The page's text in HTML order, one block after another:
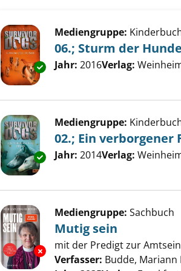
Exemplar-Details von 06.;
Mediengruppe:
06.; Sturm der Hunde
Suche nach diesem
Jahr: 2016Verlag:
Exemplar-Details von 02.; Ein
Mediengruppe:
02.; Ein verborgener
Suche nach diesem
Jahr: 2014Verlag:
Exemplar-Details von Mutig
Mediengruppe: Sachbuch
Mutig sein
mit der Predigt zur
Verfasser: Budde, Mariann